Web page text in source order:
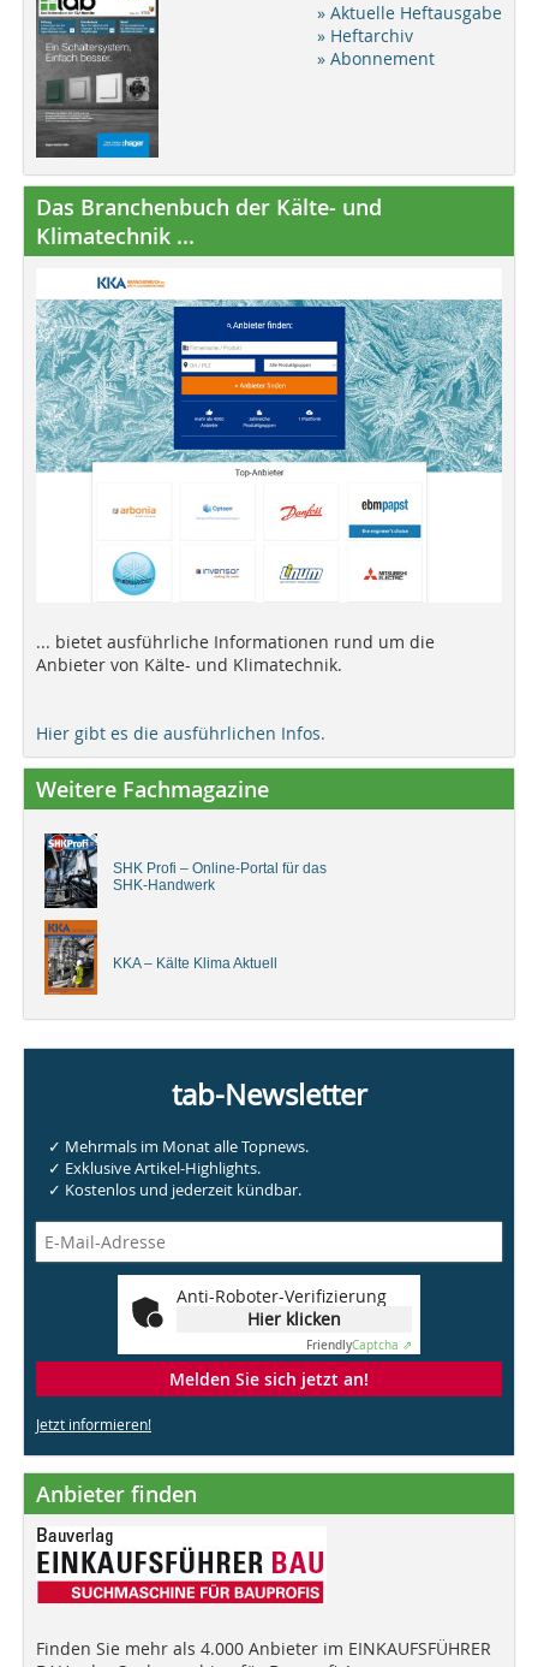
» Aktuelle Heftausgabe
» Heftarchiv
» Abonnement
Das Branchenbuch der Kälte- und
Klimatechnik ...
... bietet ausführliche Informationen rund um die
Anbieter von Kälte- und Klimatechnik.
Hier gibt es die ausführlichen Infos.
Weitere Fachmagazine
SHK Profi – Online-Portal für das
SHK-Handwerk
KKA – Kälte Klima Aktuell
tab-Newsletter
✓ Mehrmals im Monat alle Topnews.
✓ Exklusive Artikel-Highlights.
✓ Kostenlos und jederzeit kündbar.
Anti-Roboter-Verifizierung
Hier klicken
FriendlyCaptcha ⇗
Melden Sie sich jetzt an!
Jetzt informieren!
Anbieter finden
Finden Sie mehr als 4.000 Anbieter im EINKAUFSFÜHRER